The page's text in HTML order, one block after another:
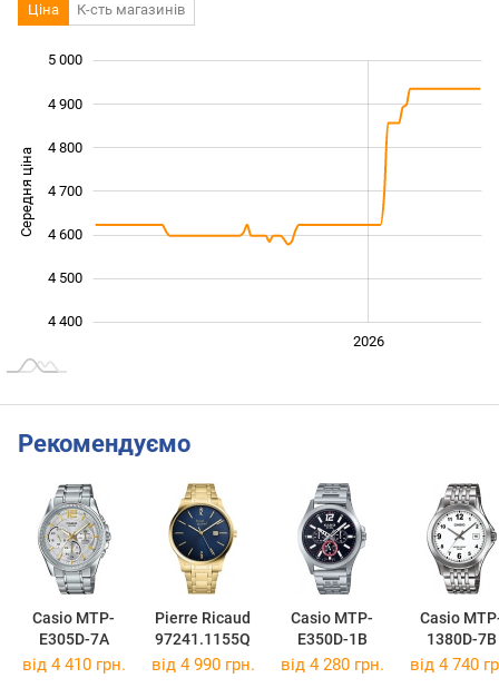
Ціна К-сть магазинів
Середня ціна 4 400
4 400
4 500
4 600
4 700
4 800
4 900
5 000
2026
Рекомендуємо
Casio MTP-
E305D-7A
Pierre Ricaud
97241.1155Q
Casio MTP-
E350D-1B
Casio
1380D-7B
від 4 410 грн. від 4 990 грн. від 4 280 грн. від 4 740